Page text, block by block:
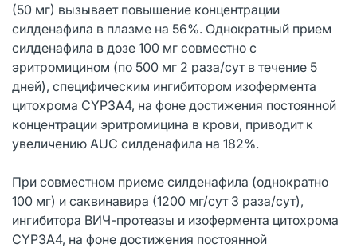
(50 мг) вызывает повышение концентрации
силденафила в плазме на 56%. Однократный прием
силденафила в дозе 100 мг совместно с
эритромицином (по 500 мг 2 раза/сут в течение 5
дней), специфическим ингибитором изофермента
цитохрома CYP3A4, на фоне достижения постоянной
концентрации эритромицина в крови, приводит к
увеличению AUC силденафила на 182%.
При совместном приеме силденафила (однократно
100 мг) и саквинавира (1200 мг/сут 3 раза/сут),
ингибитора ВИЧ-протеазы и изофермента цитохрома
CYP3A4, на фоне достижения постоянной